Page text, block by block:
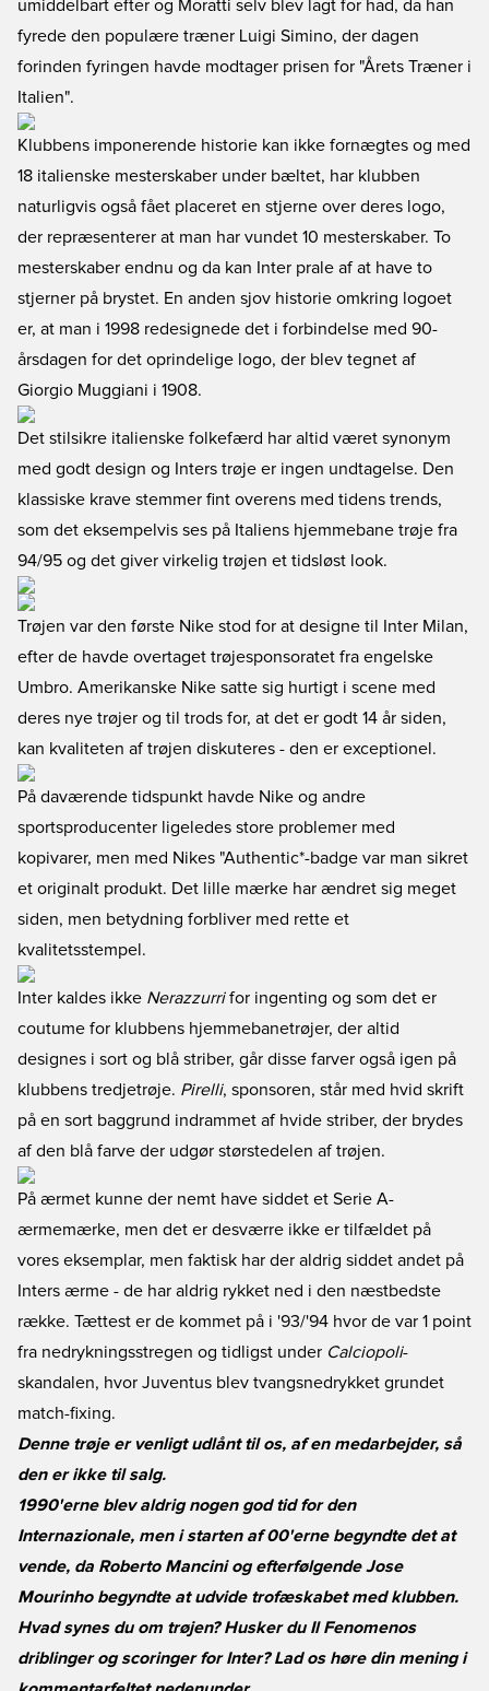
umiddelbart efter og Moratti selv blev lagt for had, da han
fyrede den populære træner Luigi Simino, der dagen
forinden fyringen havde modtager prisen for "Årets Træner i
Italien".
Klubbens imponerende historie kan ikke fornægtes og med
18 italienske mesterskaber under bæltet, har klubben
naturligvis også fået placeret en stjerne over deres logo,
der repræsenterer at man har vundet 10 mesterskaber. To
mesterskaber endnu og da kan Inter prale af at have to
stjerner på brystet. En anden sjov historie omkring logoet
er, at man i 1998 redesignede det i forbindelse med 90-
årsdagen for det oprindelige logo, der blev tegnet af
Giorgio Muggiani i 1908.
Det stilsikre italienske folkefærd har altid været synonym
med godt design og Inters trøje er ingen undtagelse. Den
klassiske krave stemmer fint overens med tidens trends,
som det eksempelvis ses på Italiens hjemmebane trøje fra
94/95 og det giver virkelig trøjen et tidsløst look.
Trøjen var den første Nike stod for at designe til Inter Milan,
efter de havde overtaget trøjesponsoratet fra engelske
Umbro. Amerikanske Nike satte sig hurtigt i scene med
deres nye trøjer og til trods for, at det er godt 14 år siden,
kan kvaliteten af trøjen diskuteres - den er exceptionel.
På daværende tidspunkt havde Nike og andre
sportsproducenter ligeledes store problemer med
kopivarer, men med Nikes "Authentic*-badge var man sikret
et originalt produkt. Det lille mærke har ændret sig meget
siden, men betydning forbliver med rette et
kvalitetsstempel.
Inter kaldes ikke Nerazzurrifor ingenting og som det er
coutume for klubbens hjemmebanetrøjer, der altid
designes i sort og blå striber, går disse farver også igen på
klubbens tredjetrøje. Pirelli, sponsoren, står med hvid skrift
på en sort baggrund indrammet af hvide striber, der brydes
af den blå farve der udgør størstedelen af trøjen.
På ærmet kunne der nemt have siddet et Serie A-
ærmemærke, men det er desværre ikke er tilfældet på
vores eksemplar, men faktisk har der aldrig siddet andet på
Inters ærme - de har aldrig rykket ned i den næstbedste
række. Tættest er de kommet på i '93/'94 hvor de var 1 point
fra nedrykningsstregen og tidligst under Calciopoli-
skandalen, hvor Juventus blev tvangsnedrykket grundet
match-fixing.
Denne trøje er venligt udlånt til os, af en medarbejder, så
den er ikke til salg.
1990'erne blev aldrig nogen god tid for den
Internazionale, men i starten af 00'erne begyndte det at
vende, da Roberto Mancini og efterfølgende Jose
Mourinho begyndte at udvide trofæskabet med klubben.
Hvad synes du om trøjen? Husker du Il Fenomenos
driblinger og scoringer for Inter? Lad os høre din mening i